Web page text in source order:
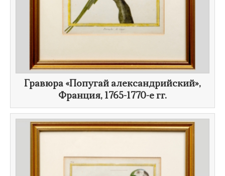
​Гравюра «Попугай александрийский»,
Франция, 1765-1770-е гг.